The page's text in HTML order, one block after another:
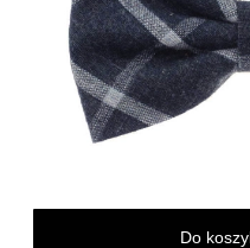
Do